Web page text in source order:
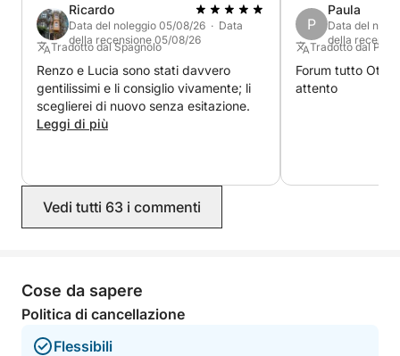
lo snorkeling e un gommone per raggiungere più
facilmente le spiagge più belle e nascoste.
Con il nostro attento equipaggio a guidarvi e un
ritmo flessibile e rilassato, questo Tour del Sud offre
una giornata indimenticabile di sole, mare ed
Ricardo
Data del noleggio 05/08/26 · Data
della recensione 05/08/26
Tradotto dal Spagnolo
Renzo e Lucia sono stati davvero
gentilissimi e li consiglio vivamente; li
sceglierei di nuovo senza esitazione.
Leggi di più
P
Paula
Data del
della
Tradotto dal
Forum tutto
attento
Vedi tutti 63 i commenti
Cose da sapere
Politica di cancellazione
Flessibili